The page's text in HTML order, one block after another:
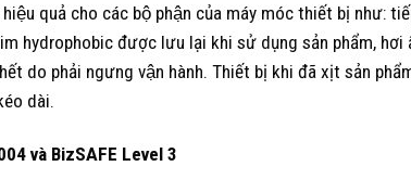
hiệu quả cho các bộ phận của máy móc thiết bị như:
hydrophobic được lưu lại khi sử dụng sản phẩm,
do phải ngưng vận hành. Thiết bị khi đã xịt sản
dài.
và BizSAFE Level 3